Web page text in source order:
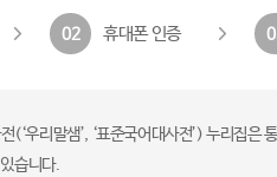
02 휴대폰 인증
(‘우리말샘’, ‘표준국어대사전’) 누리집
습니다.